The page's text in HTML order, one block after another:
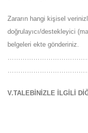
Zararın hangi kişisel
doğrulayıcı/destekleyici
belgeleri ekte gönderiniz.
V.TALEBİNİZLE İLGİLİ